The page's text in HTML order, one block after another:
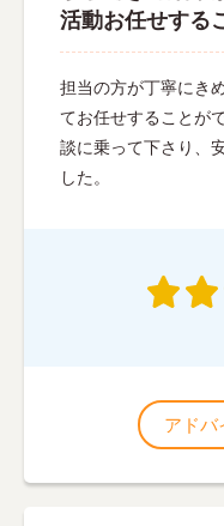
活動お任せする
担当の方が丁寧にき
てお任せすることが
談に乗って下さり、
した。
アドバ